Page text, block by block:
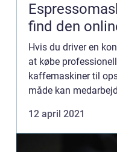
find den
Hvis du driver en
at købe
kaffemaskiner til
måde kan
for trivse...
12 april 2021